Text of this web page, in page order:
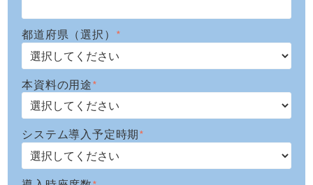
都道府県（選択） *
本資料の用途*
システム導入予定時期*